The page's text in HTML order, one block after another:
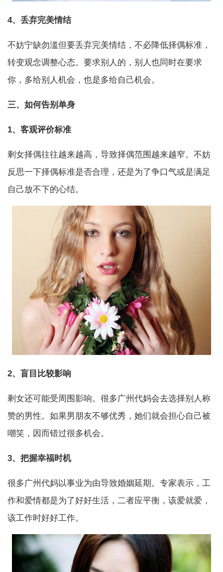
4、丢弃完美情结
不妨宁缺勿滥但要丢弃完美情结，不必降低择偶标准，
转变观念调整心态。要求别人的，别人也同时在要求
你，多给别人机会，也是多给自己机会。
三、如何告别单身
1、客观评价标准
剩女择偶往往越来越高，导致择偶范围越来越窄。不妨
反思一下择偶标准是否合理，还是为了争口气或是满足
自己放不下的心结。
2、盲目比较影响
剩女还可能受周围影响。很多广州代妈会去选择别人称
赞的男性。如果男朋友不够优秀，她们就会担心自己被
嘲笑，因而错过很多机会。
3、把握幸福时机
很多广州代妈以事业为由导致婚姻延期。专家表示，工
作和爱情都是为了好好生活，二者应平衡，该爱就爱，
该工作时好好工作。